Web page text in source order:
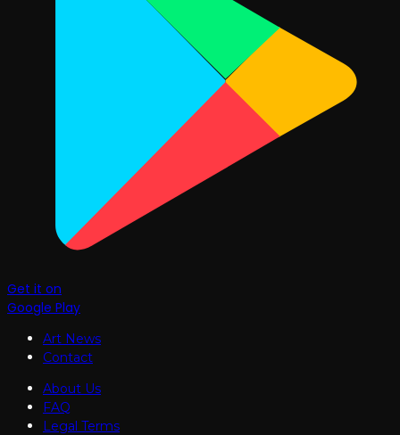
Get it on
Google Play
Art News
Contact
About Us
FAQ
Legal Terms